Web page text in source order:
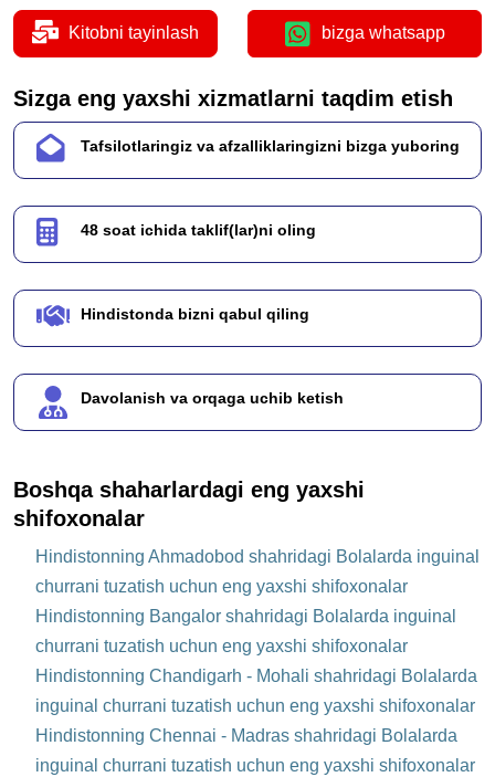
Kitobni tayinlash bizga whatsapp
Sizga eng yaxshi xizmatlarni taqdim etish
Tafsilotlaringiz va afzalliklaringizni bizga yuboring
48 soat ichida taklif(lar)ni oling
Hindistonda bizni qabul qiling
Davolanish va orqaga uchib ketish
Boshqa shaharlardagi eng yaxshi
shifoxonalar
Hindistonning Ahmadobod shahridagi Bolalarda inguinal
churrani tuzatish uchun eng yaxshi shifoxonalar
Hindistonning Bangalor shahridagi Bolalarda inguinal
churrani tuzatish uchun eng yaxshi shifoxonalar
Hindistonning Chandigarh - Mohali shahridagi Bolalarda
inguinal churrani tuzatish uchun eng yaxshi shifoxonalar
Hindistonning Chennai - Madras shahridagi Bolalarda
inguinal churrani tuzatish uchun eng yaxshi shifoxonalar